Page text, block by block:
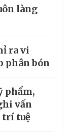
làng
ra vi
phân bón
phẩm,
vấn
trí tuệ